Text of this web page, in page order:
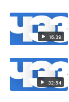
16:39
32:54